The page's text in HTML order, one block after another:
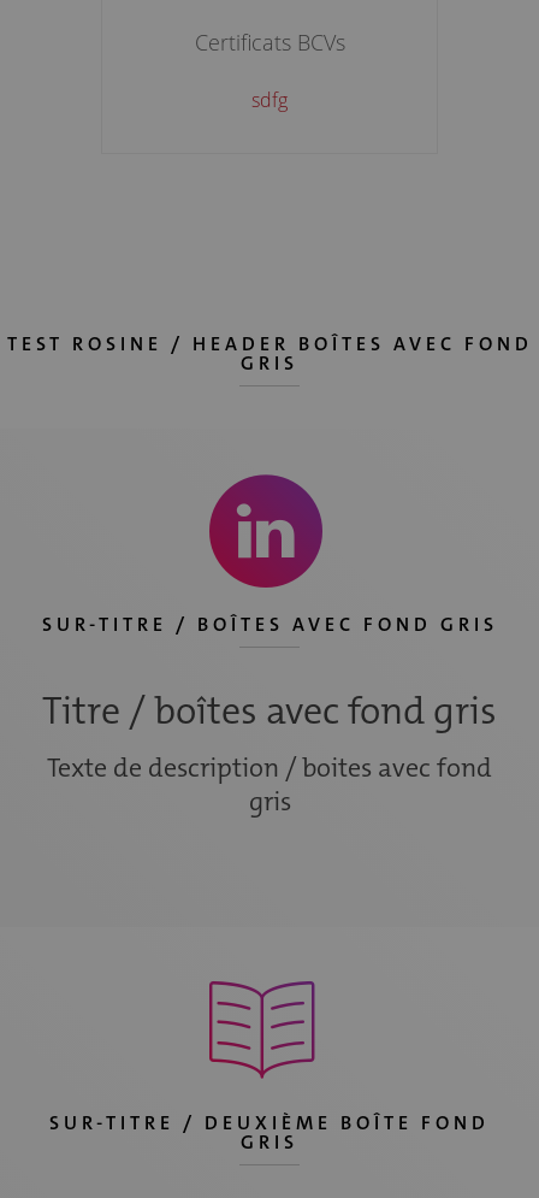
Certificats BCVs
sdfg
TEST ROSINE / HEADER BOÎTES AVEC FOND
GRIS
SUR-TITRE / BOÎTES AVEC FOND GRIS
Titre / boîtes avec fond gris
Texte de description / boites avec fond
gris
SUR-TITRE / DEUXIÈME BOÎTE FOND
GRIS